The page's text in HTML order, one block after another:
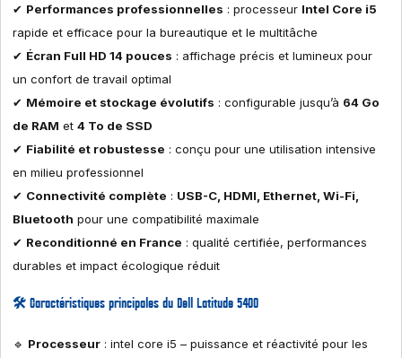
✔ Performances professionnelles : processeur Intel Core i5
rapide et efficace pour la bureautique et le multitâche
✔ Écran Full HD 14 pouces : affichage précis et lumineux pour
un confort de travail optimal
✔ Mémoire et stockage évolutifs : configurable jusqu’à 64 Go
de RAM et4 To de SSD
✔ Fiabilité et robustesse : conçu pour une utilisation intensive
en milieu professionnel
✔ Connectivité complète : USB-C, HDMI, Ethernet, Wi-Fi,
Bluetooth pour une compatibilité maximale
✔ Reconditionné en France : qualité certifiée, performances
durables et impact écologique réduit
🛠 Caractéristiques principales du Dell Latitude 5400
🔹 Processeur : intel core i5 – puissance et réactivité pour les